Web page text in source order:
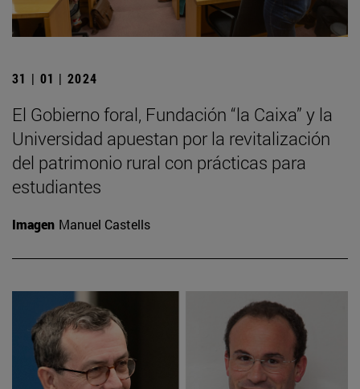
31 | 01 | 2024
El Gobierno foral, Fundación “la Caixa” y la
Universidad apuestan por la revitalización
del patrimonio rural con prácticas para
estudiantes
Imagen Manuel Castells